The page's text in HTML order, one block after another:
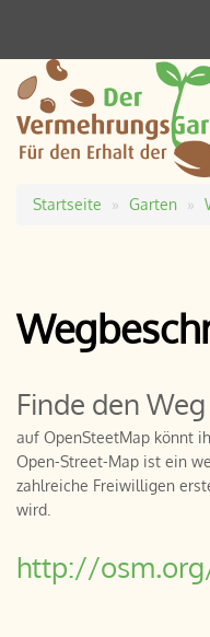
Startseite Garten
Finde den Weg
auf OpenSteetMap könnt
Open-Street-Map ist ein
zahlreiche Freiwilligen
wird.
http://